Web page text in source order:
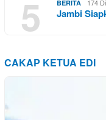
5 BERITA 174
Jambi
CAKAP KETUA EDI